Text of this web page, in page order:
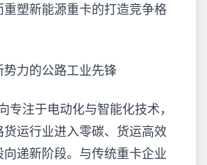
塑新能源重卡的打造竞争格
力的公路工业先锋
专注于电动化与智能化技术，
运行业进入零碳、货运高效
递新阶段。与传统重卡企业